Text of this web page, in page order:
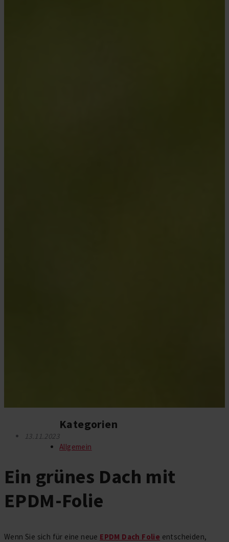
13.11.2023
Ein grünes Dach mit
EPDM-Folie
Wenn Sie sich für eine neue EPDM Dach Folie entscheiden,
Kategorien
Allgemein